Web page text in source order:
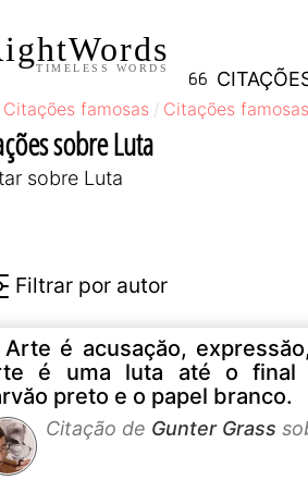
TIMELESS WORDS
Citações famosas Citações
sobre Luta
sobre Luta
Arte é acusaçăo,
é uma luta até o final
preto e o papel branco.
Citação de Gunter Grass